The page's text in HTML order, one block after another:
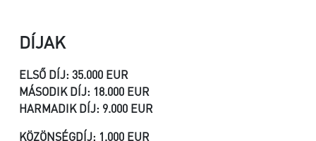
DÍJAK
ELSŐ DÍJ: 35.000 EUR
MÁSODIK DÍJ: 18.000 EUR
HARMADIK DÍJ: 9.000 EUR
KÖZÖNSÉGDÍJ: 1.000 EUR